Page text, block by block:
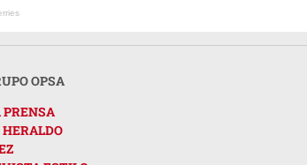
OPSA
PRENSA
HERALDO